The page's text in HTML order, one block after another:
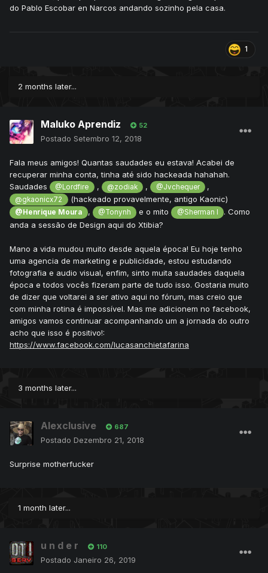
do Pablo Escobar en Narcos andando sozinho pela casa.
1
2 months later...
Maluko Aprendiz 52
Postado Setembro 12, 2018
Fala meus amigos! Quantas saudades eu estava! Acabei de
recuperar minha conta, tinha até sido hackeada hahahah.
Saudades
@Lordfire , @zodiak , @Jvchequer ,
@gkaonicx72 (hackeado provavelmente, antigo Kaonic)
@Henrique Moura , @Tonynh e o mito @Sherman I
. Como
anda a sessão de Design aqui do Xtibia?
Mano a vida mudou muito desde aquela época! Eu hoje tenho
uma agencia de marketing e publicidade, estou estudando
fotografia e audio visual, enfim, sinto muita saudades daquela
época e todos vocês fizeram parte de tudo isso. Gostaria muito
de dizer que voltarei a ser ativo aqui no fórum, mas creio que
com minha rotina é impossível. Mas me adicionem no facebook,
amigos vamos continuar acompanhando um a jornada do outro
acho que isso é positivo!:
https://www.facebook.com/lucasanchietafarina
3 months later...
Alexclusive 687
Postado Dezembro 21, 2018
Surprise motherfucker
1 month later...
u n d e r 110
Postado Janeiro 26, 2019